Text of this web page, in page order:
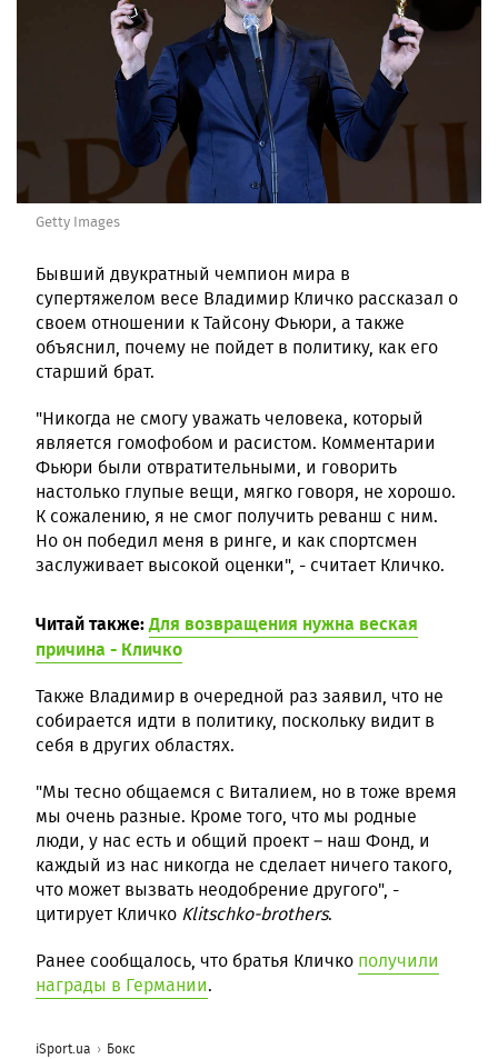
Getty Images
Бывший двукратный чемпион мира в
супертяжелом весе Владимир Кличко рассказал о
своем отношении к Тайсону Фьюри, а также
объяснил, почему не пойдет в политику, как его
старший брат.
"Никогда не смогу уважать человека, который
является гомофобом и расистом. Комментарии
Фьюри были отвратительными, и говорить
настолько глупые вещи, мягко говоря, не хорошо.
К сожалению, я не смог получить реванш с ним.
Но он победил меня в ринге, и как спортсмен
заслуживает высокой оценки", - считает Кличко.
Читай также:Для возвращения нужна веская
причина - Кличко
Также Владимир в очередной раз заявил, что не
собирается идти в политику, поскольку видит в
себя в других областях.
"Мы тесно общаемся с Виталием, но в тоже время
мы очень разные. Кроме того, что мы родные
люди, у нас есть и общий проект – наш Фонд, и
каждый из нас никогда не сделает ничего такого,
что может вызвать неодобрение другого", -
цитирует Кличко Klitschko-brothers.
Ранее сообщалось, что братья Кличко получили
награды в Германии.
iSport.ua Бокс